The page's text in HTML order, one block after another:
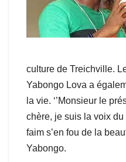
culture de Treichville.
Yabongo Lova a
la vie. ‘’Monsieur le
chère, je suis la voix
faim s’en fou de la
Yabongo.